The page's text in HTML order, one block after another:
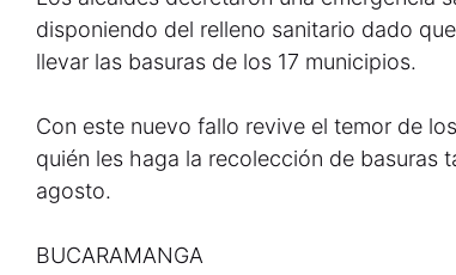
disponiendo del relleno sanitario dado
llevar las basuras de los 17 municipios.
Con este nuevo fallo revive el temor de
quién les haga la recolección de basuras
agosto.
BUCARAMANGA​